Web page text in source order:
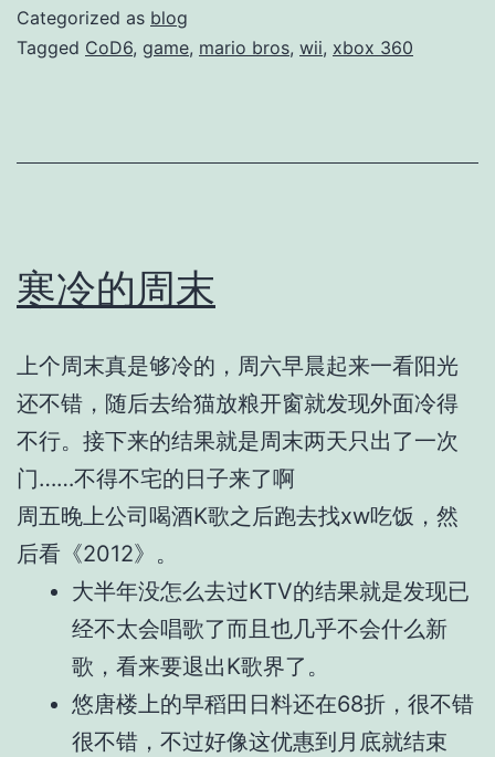
Categorized as blog
Tagged CoD6, game, mario bros, wii, xbox 360
寒冷的周末
上个周末真是够冷的，周六早晨起来一看阳光
还不错，随后去给猫放粮开窗就发现外面冷得
不行。接下来的结果就是周末两天只出了一次
门……不得不宅的日子来了啊
周五晚上公司喝酒K歌之后跑去找xw吃饭，然
后看《2012》。
大半年没怎么去过KTV的结果就是发现已
经不太会唱歌了而且也几乎不会什么新
歌，看来要退出K歌界了。
悠唐楼上的早稻田日料还在68折，很不错
很不错，不过好像这优惠到月底就结束